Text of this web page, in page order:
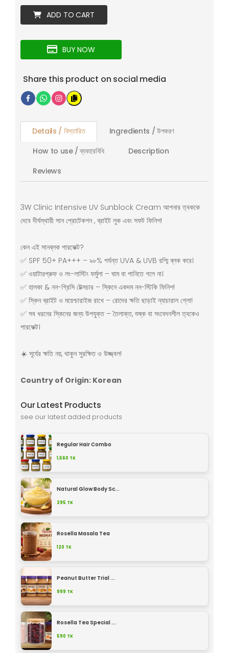
ADD TO CART
BUY NOW
Share this product on social media
Details / বিস্তারিত
Ingredients / উপকরণ
How to use / ব্যবহারবিধি
Description
Reviews
3W Clinic Intensive UV Sunblock Cream আপনার ত্বককে
দেবে দীর্ঘস্থায়ী সান প্রোটেকশন , ব্রাইট লুক এবং সফট ফিনিশ!
কেন এই সানব্লক পারফেক্ট?
✅ SPF 50+ PA+++ – ৯৮% পর্যন্ত UVA & UVB রশ্মি ব্লক করে।
✅ ওয়াটারপ্রুফ ও লং-লাস্টিং ফর্মুলা – ঘাম বা পানিতে গলে না।
✅ হালকা & নন-গ্রিসি টেক্সচার – স্কিনে একদম নন-স্টিকি ফিনিশ!
✅ স্কিন ব্রাইট ও ময়েশ্চারাইজ রাখে – রোদের ক্ষতি ছাড়াই ন্যাচারাল গ্লো!
✅ সব ধরনের স্কিনের জন্য উপযুক্ত – তৈলাক্ত, শুষ্ক বা সংবেদনশীল ত্বকেও
পারফেক্ট।
☀️ সূর্যের ক্ষতি নয়, থাকুন সুরক্ষিত ও উজ্জ্বল!
Country of Origin: Korean
Our Latest Products
see our latest added products
Regular Hair Combo
1,560 TK
Natural Glow Body Sc...
295 TK
Rosella Masala Tea
120 TK
Peanut Butter Trial ...
999 TK
Rosella Tea Special ...
590 TK